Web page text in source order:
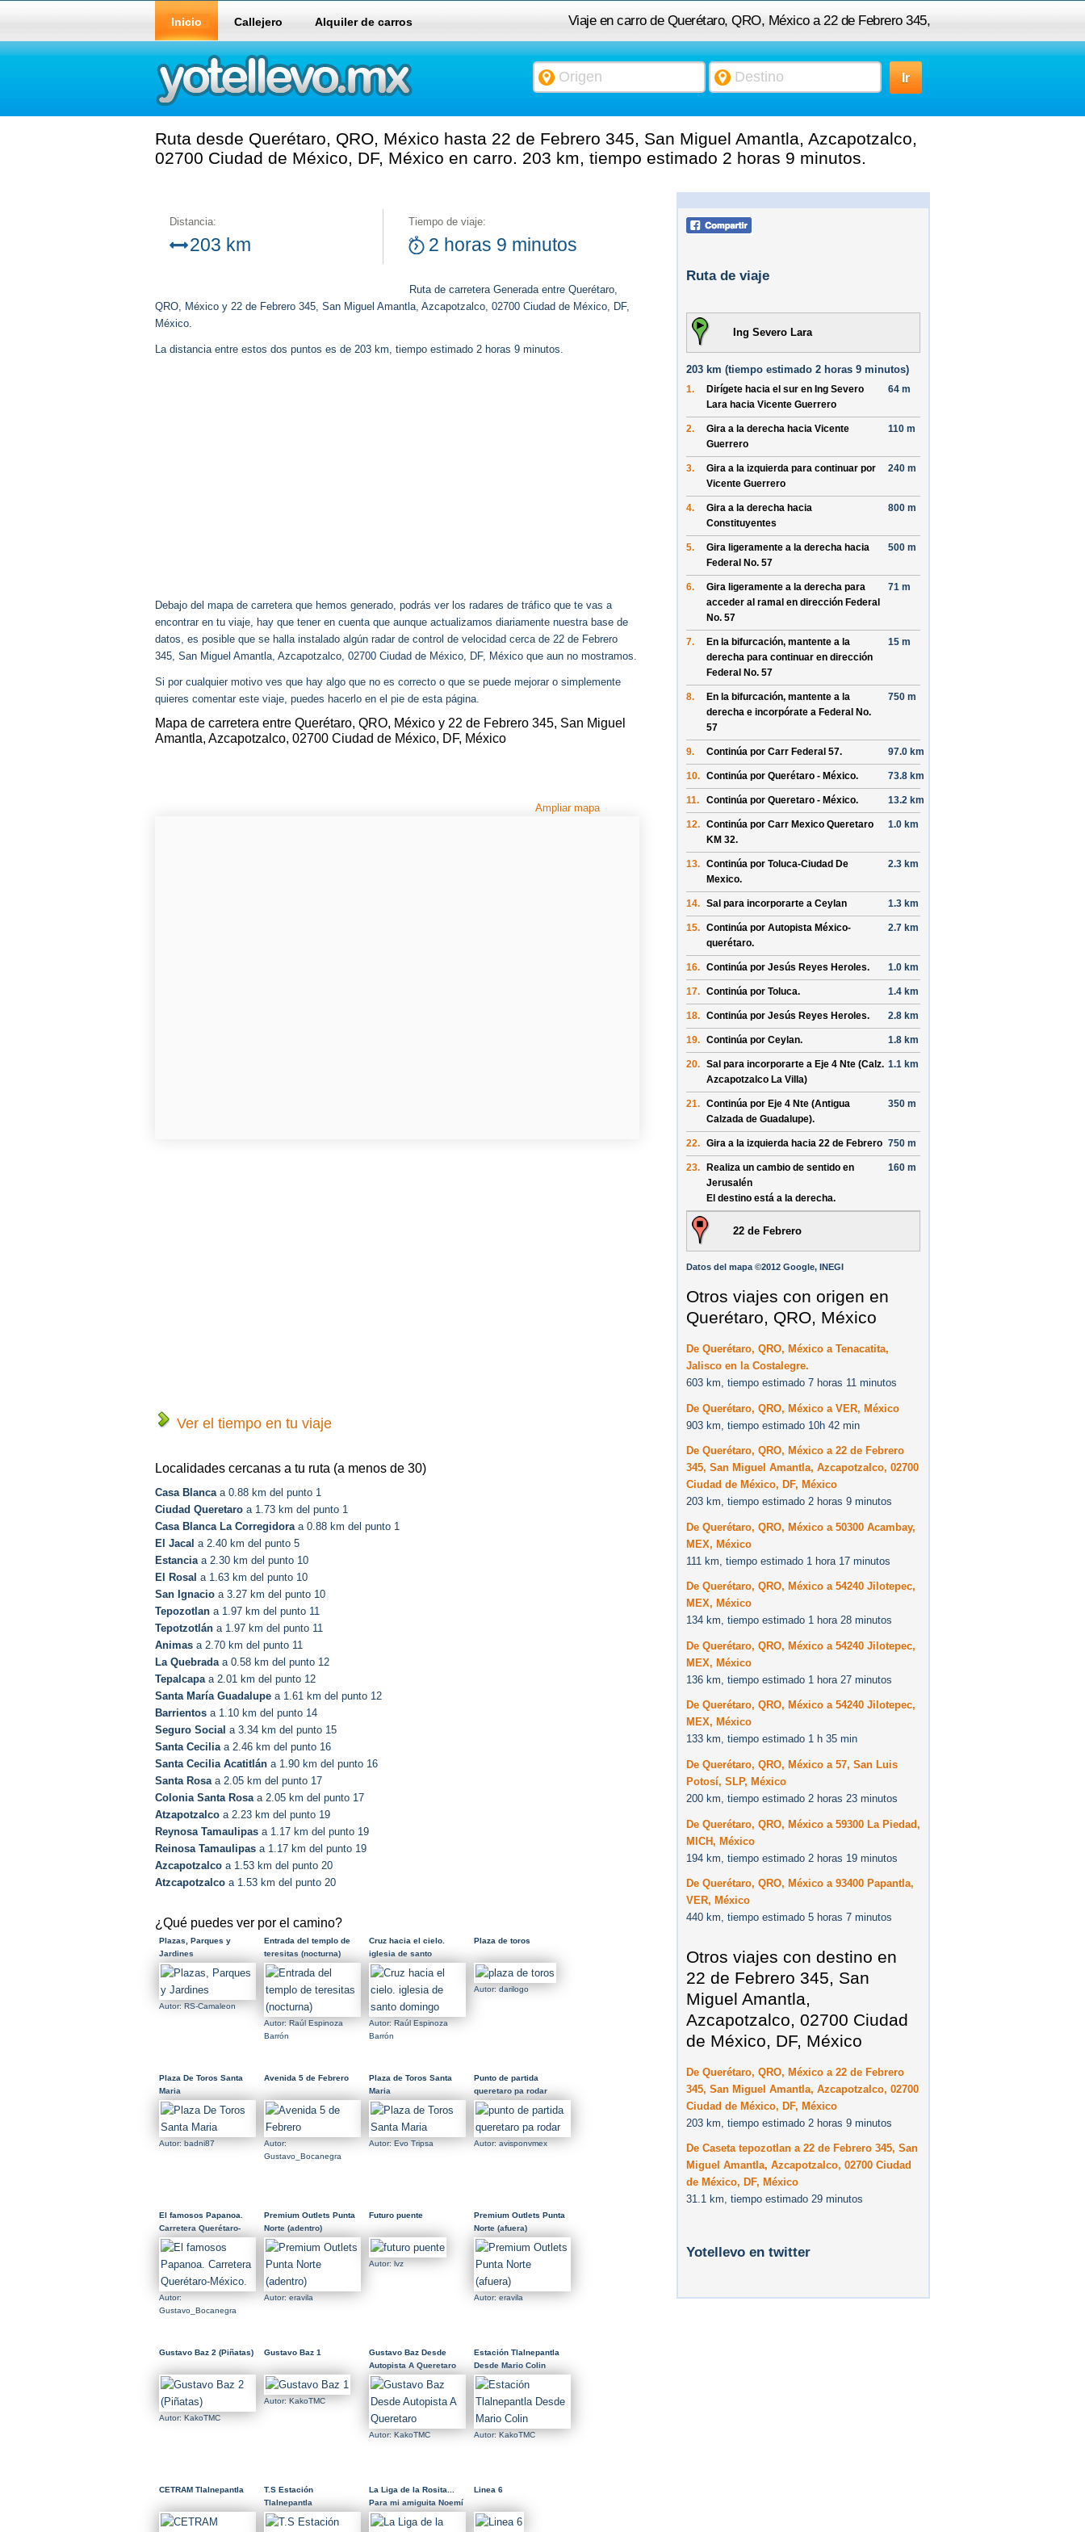
Viaje en carro de Querétaro, QRO, México a 22 de Febrero 345,
San Miguel Amantla, Azcapotzalco, 02700 Ciudad de México,
Inicio Callejero Alquiler de carros
Ruta desde Querétaro, QRO, México hasta 22 de Febrero 345, San Miguel Amantla, Azcapotzalco,
02700 Ciudad de México, DF, México en carro. 203 km, tiempo estimado 2 horas 9 minutos.
Distancia:
203 km
Tiempo de viaje:
2 horas 9 minutos
Ruta de carretera Generada entre Querétaro,
QRO, México y 22 de Febrero 345, San Miguel Amantla, Azcapotzalco, 02700 Ciudad de México, DF,
México.
La distancia entre estos dos puntos es de 203 km, tiempo estimado 2 horas 9 minutos.
Debajo del mapa de carretera que hemos generado, podrás ver los radares de tráfico que te vas a
encontrar en tu viaje, hay que tener en cuenta que aunque actualizamos diariamente nuestra base de
datos, es posible que se halla instalado algún radar de control de velocidad cerca de 22 de Febrero
345, San Miguel Amantla, Azcapotzalco, 02700 Ciudad de México, DF, México que aun no mostramos.
Si por cualquier motivo ves que hay algo que no es correcto o que se puede mejorar o simplemente
quieres comentar este viaje, puedes hacerlo en el pie de esta página.
Mapa de carretera entre Querétaro, QRO, México y 22 de Febrero 345, San Miguel
Amantla, Azcapotzalco, 02700 Ciudad de México, DF, México
Ampliar mapa
Ver el tiempo en tu viaje
Localidades cercanas a tu ruta (a menos de 30)
Casa Blancaa 0.88 km del punto 1
Ciudad Queretaro a 1.73 km del punto 1
Casa Blanca La Corregidoraa 0.88 km del punto 1
El Jacal a 2.40 km del punto 5
Estanciaa 2.30 km del punto 10
El Rosal a 1.63 km del punto 10
San Ignacio a 3.27 km del punto 10
Tepozotlan a 1.97 km del punto 11
Tepotzotlán a 1.97 km del punto 11
Animas a 2.70 km del punto 11
La Quebradaa 0.58 km del punto 12
Tepalcapaa 2.01 km del punto 12
Santa María Guadalupe a 1.61 km del punto 12
Barrientos a 1.10 km del punto 14
Seguro Social a 3.34 km del punto 15
Santa Ceciliaa 2.46 km del punto 16
Santa Cecilia Acatitlán a 1.90 km del punto 16
Santa Rosaa 2.05 km del punto 17
Colonia Santa Rosaa 2.05 km del punto 17
Atzapotzalco a 2.23 km del punto 19
Reynosa Tamaulipas a 1.17 km del punto 19
Reinosa Tamaulipas a 1.17 km del punto 19
Azcapotzalco a 1.53 km del punto 20
Atzcapotzalco a 1.53 km del punto 20
¿Qué puedes ver por el camino?
Plazas, Parques y
Jardines
Autor: RS-Camaleon
Entrada del templo de
teresitas (nocturna)
Autor: Raúl Espinoza
Barrón
Cruz hacia el cielo.
iglesia de santo
domingo
Autor: Raúl Espinoza
Barrón
Plaza de toros
Autor: darilogo
Plaza De Toros Santa
Maria
Autor: badni87
Avenida 5 de Febrero
Autor:
Gustavo_Bocanegra
Plaza de Toros Santa
Maria
Autor: Evo Tripsa
Punto de partida
queretaro pa rodar
Autor: avisponvmex
El famosos Papanoa.
Carretera Querétaro-
México.
Autor:
Gustavo_Bocanegra
Premium Outlets Punta
Norte (adentro)
Autor: eravila
Futuro puente
Autor: lvz
Premium Outlets Punta
Norte (afuera)
Autor: eravila
Gustavo Baz 2 (Piñatas)
Autor: KakoTMC
Gustavo Baz 1
Autor: KakoTMC
Gustavo Baz Desde
Autopista A Queretaro
Autor: KakoTMC
Estación Tlalnepantla
Desde Mario Colin
Autor: KakoTMC
CETRAM Tlalnepantla
T.S Estación
Tlalnepantla
La Liga de la Rosita...
Para mi amiguita Noemí
:D
Linea 6
Ruta de viaje
Ing Severo Lara
203 km (tiempo estimado 2 horas 9 minutos)
1. Dirígete hacia el sur en Ing Severo
Lara hacia Vicente Guerrero
64 m
2. Gira a la derecha hacia Vicente
Guerrero
110 m
3.
Gira a la izquierda para continuar por
Vicente Guerrero
240 m
4.
Gira a la derecha hacia
Constituyentes
800 m
5.
Gira ligeramente a la derecha hacia
Federal No. 57
500 m
6.
Gira ligeramente a la derecha para
acceder al ramal en dirección Federal
No. 57
71 m
7.
En la bifurcación, mantente a la
derecha para continuar en dirección
Federal No. 57
15 m
8.
En la bifurcación, mantente a la
derecha e incorpórate a Federal No.
57
750 m
9. Continúa por Carr Federal 57. 97.0 km
10. Continúa por Querétaro - México. 73.8 km
11. Continúa por Queretaro - México. 13.2 km
12. Continúa por Carr Mexico Queretaro
KM 32.
1.0 km
13. Continúa por Toluca-Ciudad De
Mexico.
2.3 km
14. Sal para incorporarte a Ceylan 1.3 km
15. Continúa por Autopista México-
querétaro.
2.7 km
16. Continúa por Jesús Reyes Heroles. 1.0 km
17. Continúa por Toluca. 1.4 km
18. Continúa por Jesús Reyes Heroles. 2.8 km
19. Continúa por Ceylan. 1.8 km
20. Sal para incorporarte a Eje 4 Nte (Calz.
Azcapotzalco La Villa)
1.1 km
21. Continúa por Eje 4 Nte (Antigua
Calzada de Guadalupe).
350 m
22. Gira a la izquierda hacia 22 de Febrero 750 m
23.
Realiza un cambio de sentido en
Jerusalén
El destino está a la derecha.
160 m
22 de Febrero
Datos del mapa ©2012 Google, INEGI
Otros viajes con origen en
Querétaro, QRO, México
De Querétaro, QRO, México a Tenacatita,
Jalisco en la Costalegre.
603 km, tiempo estimado 7 horas 11 minutos
De Querétaro, QRO, México a VER, México
903 km, tiempo estimado 10h 42 min
De Querétaro, QRO, México a 22 de Febrero
345, San Miguel Amantla, Azcapotzalco, 02700
Ciudad de México, DF, México
203 km, tiempo estimado 2 horas 9 minutos
De Querétaro, QRO, México a 50300 Acambay,
MEX, México
111 km, tiempo estimado 1 hora 17 minutos
De Querétaro, QRO, México a 54240 Jilotepec,
MEX, México
134 km, tiempo estimado 1 hora 28 minutos
De Querétaro, QRO, México a 54240 Jilotepec,
MEX, México
136 km, tiempo estimado 1 hora 27 minutos
De Querétaro, QRO, México a 54240 Jilotepec,
MEX, México
133 km, tiempo estimado 1 h 35 min
De Querétaro, QRO, México a 57, San Luis
Potosí, SLP, México
200 km, tiempo estimado 2 horas 23 minutos
De Querétaro, QRO, México a 59300 La Piedad,
MICH, México
194 km, tiempo estimado 2 horas 19 minutos
De Querétaro, QRO, México a 93400 Papantla,
VER, México
440 km, tiempo estimado 5 horas 7 minutos
Otros viajes con destino en
22 de Febrero 345, San
Miguel Amantla,
Azcapotzalco, 02700 Ciudad
de México, DF, México
De Querétaro, QRO, México a 22 de Febrero
345, San Miguel Amantla, Azcapotzalco, 02700
Ciudad de México, DF, México
203 km, tiempo estimado 2 horas 9 minutos
De Caseta tepozotlan a 22 de Febrero 345, San
Miguel Amantla, Azcapotzalco, 02700 Ciudad
de México, DF, México
31.1 km, tiempo estimado 29 minutos
Yotellevo en twitter